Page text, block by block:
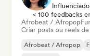
< 100 feedbacks
Afrobeat / Afropop
Criar posts ou reels
Afrobeat / Afropop